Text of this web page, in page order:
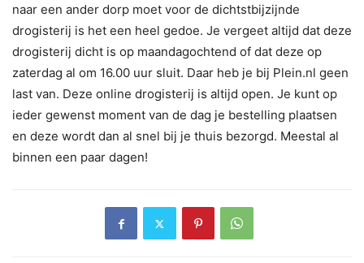
naar een ander dorp moet voor de dichtstbijzijnde
drogisterij is het een heel gedoe. Je vergeet altijd dat deze
drogisterij dicht is op maandagochtend of dat deze op
zaterdag al om 16.00 uur sluit. Daar heb je bij Plein.nl geen
last van. Deze online drogisterij is altijd open. Je kunt op
ieder gewenst moment van de dag je bestelling plaatsen
en deze wordt dan al snel bij je thuis bezorgd. Meestal al
binnen een paar dagen!